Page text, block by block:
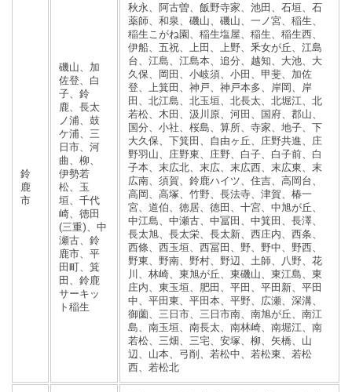
鈴
鹿
市
磯山、加
佐登、白
子、鈴
鹿、長太
ノ浦、鼓
ケ浦、三
日市、河
曲、柳、
伊勢若
松、玉
垣、千代
崎、徳田
(三重)、中
瀬古、鈴
鹿市、平
田町、箕
田、鈴鹿
サーキッ
ト稲生
秋永、阿古曽、飯野寺家、池田、石垣、石
薬師、和泉、磯山、磯山、一ノ宮、稲生、
稲生こがね園、稲生塩屋、稲生、稲生西、
伊船、五祝、上田、上野、釆女が丘、江島
台、江島、江島本、追分、越知、大池、大
久保、岡田、小岐須、小田、甲斐、加佐
登、上箕田、神戸、神戸本多、岸岡、岸
田、北江島、北玉垣、北長太、北堀江、北
若松、木田、汲川原、河田、国府、郡山、
国分、小社、桜島、算所、寺家、地子、下
大久保、下箕田、自由ヶ丘、庄野共進、庄
野羽山、庄野東、庄野、白子、白子前、白
子本、末広北、末広、末広西、末広東、末
広南、須賀、鈴鹿ハイツ、住吉、高岡台、
高岡、高塚、竹野、長法寺、津賀、椿一
宮、道伯、徳居、徳田、十宮、中旭が丘、
中江島、中瀬古、中冨田、中箕田、長澤、
長太旭、長太栄、長太新、西庄内、西条、
西條、西玉垣、西冨田、野、野中、野西、
野東、野南、野村、野辺、土師、八野、花
川、林崎、東旭が丘、東磯山、東江島、東
庄内、東玉垣、肥田、平田、平田新、平田
中、平田東、平田本、平野、広瀬、深溝、
御薗、三日市、三日市南、南旭が丘、南江
島、南玉垣、南長太、南林崎、南堀江、南
若松、三畑、三宅、安塚、柳、矢橋、山
辺、山本、弓削、若松中、若松東、若松
西、若松北